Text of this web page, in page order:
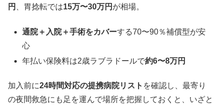
円
、胃捻転では15万〜30万円 が相場。
通院＋入院＋手術をカバーする70〜90％補償型が安
心
年払い保険料は2歳ラブラドールで約6〜8万円
加入前に24時間対応の提携病院リスト を確認し、最寄り
の夜間救急にも足を運んで場所を把握しておくと、いざと